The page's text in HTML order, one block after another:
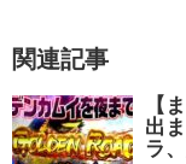
関連記事
【
出
ラ